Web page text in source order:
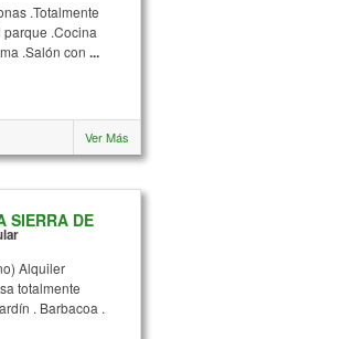
.Totalmente
.Cocina
.Salón con ...
Ver Más
SIERRA DE
Alquiler
totalmente
. Barbacoa .